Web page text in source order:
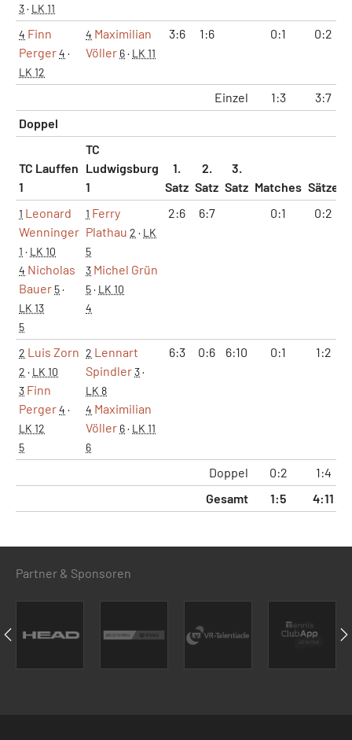
3· LK 11
4 Finn
Perger4 ·
LK 12
4 Maximilian
Völler 6· LK 11
3:6 1:6 0:1 0:2
Einzel 1:3 3:7
Doppel
TC Lauffen
1
TC
Ludwigsburg
1
1.
Satz
2.
Satz
3.
Satz Matches Sätze
1 Leonard
Wenninger
1 · LK 10
4 Nicholas
Bauer 5·
LK 13
5
1 Ferry
Plathau 2 · LK
5
3 Michel Grün
5· LK 10
4
2:6 6:7 0:1 0:2
2 Luis Zorn
2 · LK 10
3 Finn
Perger4 ·
LK 12
5
2 Lennart
Spindler3·
LK 8
4 Maximilian
Völler 6· LK 11
6
6:3 0:6 6:10 0:1 1:2
Doppel 0:2 1:4
Gesamt
1:5 4:11
Partner & Sponsoren